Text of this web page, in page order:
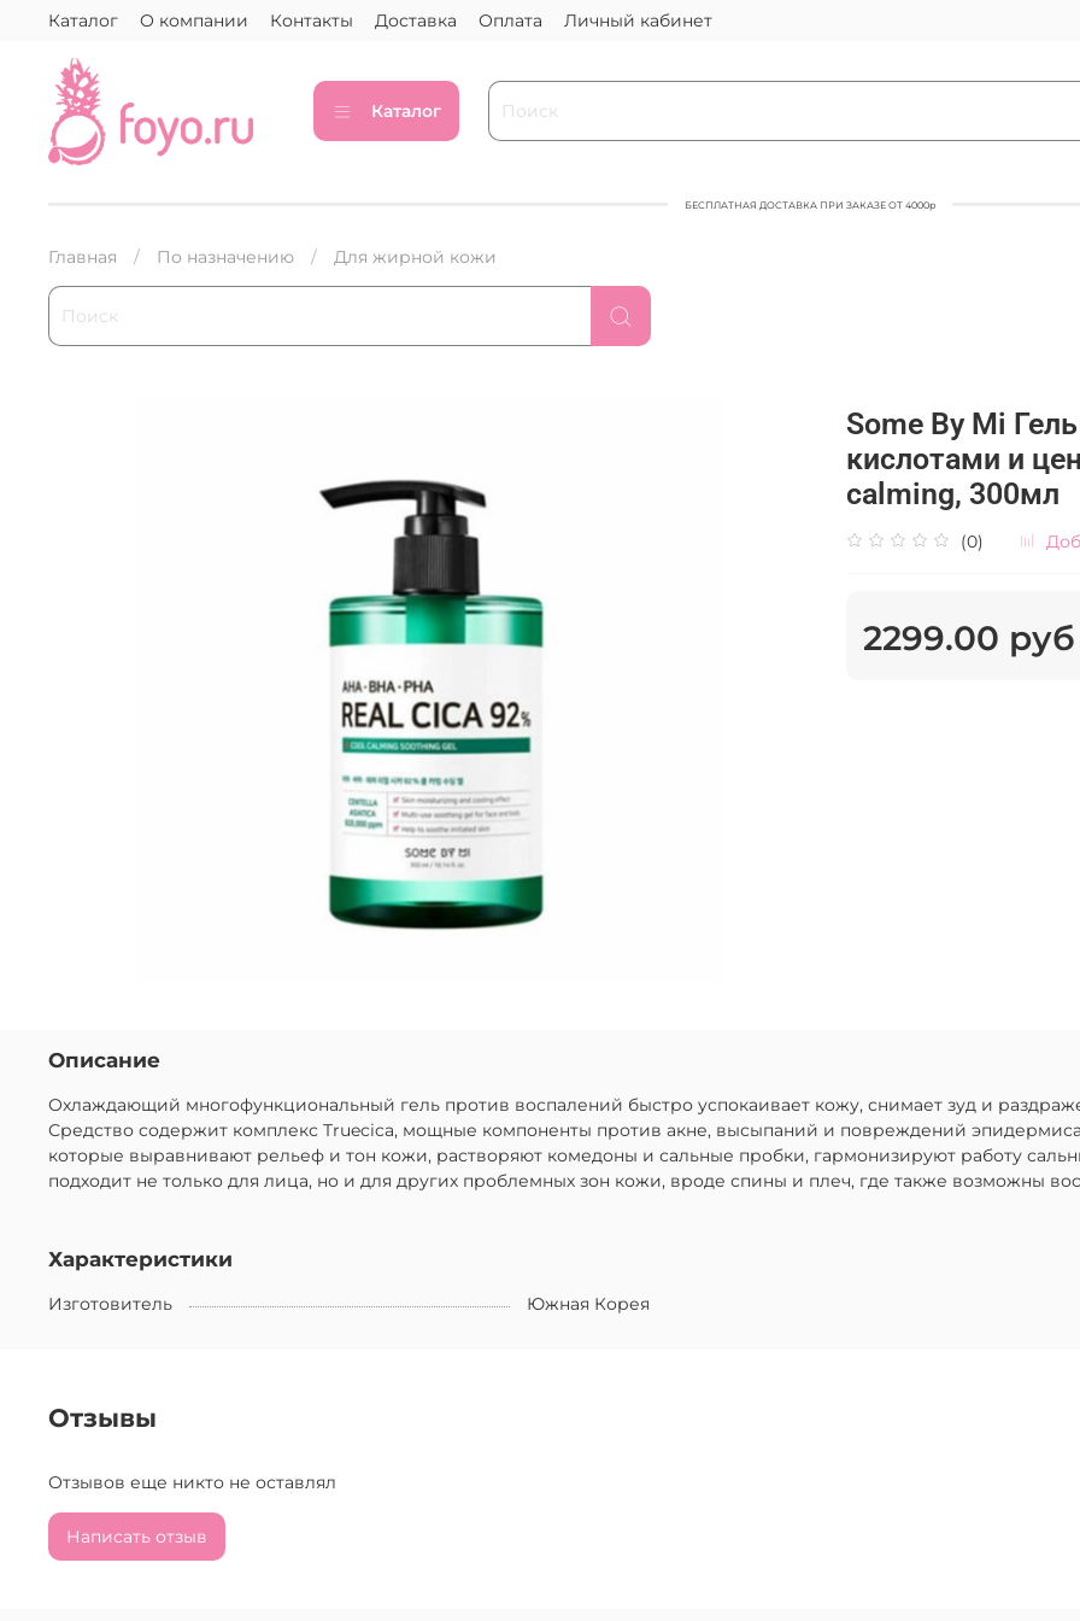
Каталог О компании Контакты Доставка Оплата Личный кабинет
Каталог
БЕСПЛАТНАЯ ДОСТАВКА ПРИ ЗАКАЗЕ ОТ 4000р
Главная По назначению Для жирной кожи
Some By Mi
кислотами и
calming, 300мл
(0)
2299.00 руб
Описание
Охлаждающий многофункциональный гель против воспалений быстро успокаивает кожу, снимает зуд и
Средство содержит комплекс Truecica, мощные компоненты против акне, высыпаний и повреждений
которые выравнивают рельеф и тон кожи, растворяют комедоны и сальные пробки, гармонизируют работу
подходит не только для лица, но и для других проблемных зон кожи, вроде спины и плеч, где также возможны
Характеристики
Изготовитель Южная Корея
Отзывы
Отзывов еще никто не оставлял
Написать отзыв